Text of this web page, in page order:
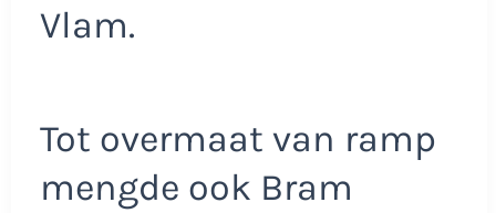
Vlam.
Tot overmaat van ramp
mengde ook Bram